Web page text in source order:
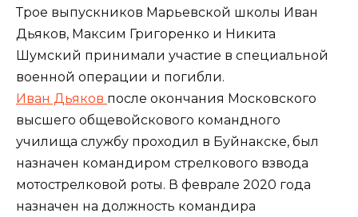
Трое выпускников Марьевской школы Иван
Дьяков, Максим Григоренко и Никита
Шумский принимали участие в специальной
военной операции и погибли.
Иван Дьяков после окончания Московского
высшего общевойскового командного
училища службу проходил в Буйнакске, был
назначен командиром стрелкового взвода
мотострелковой роты. В феврале 2020 года
назначен на должность командира